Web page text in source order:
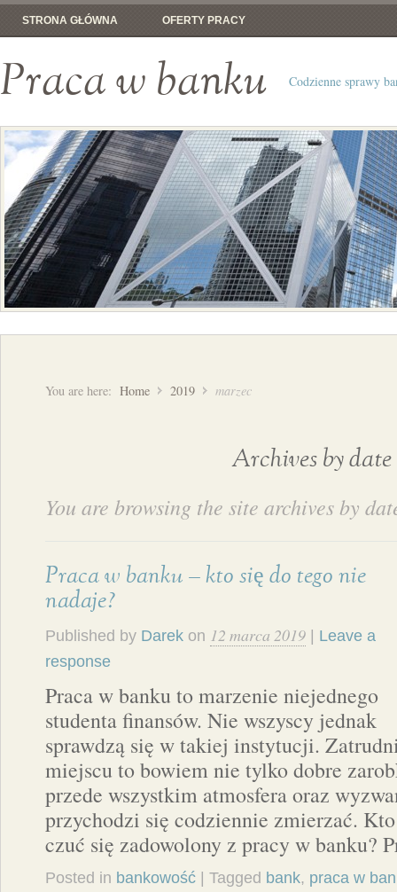
STRONA GŁÓWNA OFERTY PRACY
Praca w banku Codzienne sprawy
You are here: Home 2019 marzec
Archives by date
You are browsing the site archives by
Praca w banku – kto się do tego nie
nadaje?
Published by Darek on 12 marca 2019
Leave a
response
Praca w banku to marzenie niejednego
studenta finansów. Nie wszyscy jednak
sprawdzą się w takiej instytucji.
miejscu to bowiem nie tylko dobre
przede wszystkim atmosfera oraz
przychodzi się codziennie zmierzać.
czuć się zadowolony z pracy w banku?
Posted in bankowość | Tagged bank, praca w